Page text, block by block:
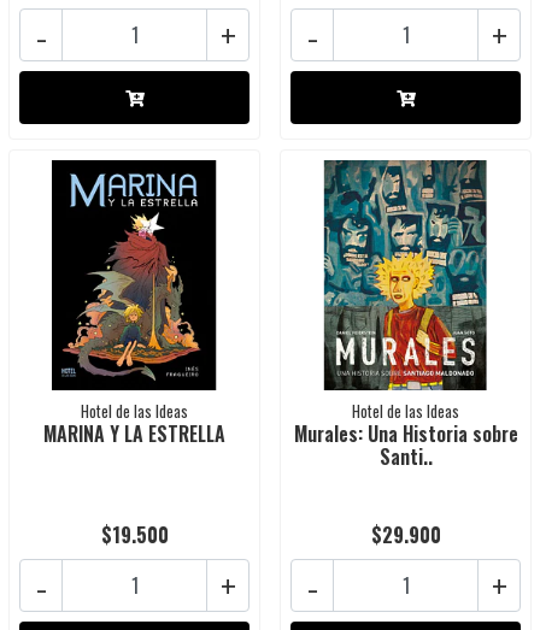
+
- +
-
Hotel de las Ideas
MARINA Y LA ESTRELLA
$19.500
+
-
Hotel de las Ideas
Murales: Una Historia sobre
Santi..
$29.900
+
-